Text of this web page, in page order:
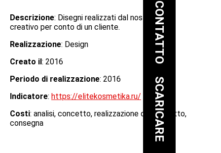
Descrizione: Disegni realizzati dal nostro team
creativo per conto di un cliente.
Realizzazione: Design
Creato il: 2016
Periodo di realizzazione: 2016
Indicatore: https://elitekosmetika.ru/
Costi: analisi, concetto, realizzazione del progetto,
consegna
CONTATTO
SCARICARE